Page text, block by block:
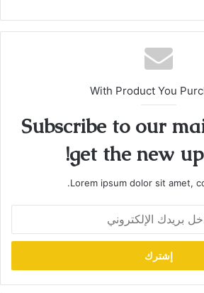
With Product You
Subscribe to our
get the new
Lorem ipsum dolor sit amet,